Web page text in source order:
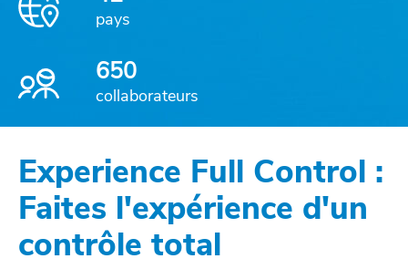
pays
650
collaborateurs
Experience Full Control :
Faites l'expérience d'un
contrôle total